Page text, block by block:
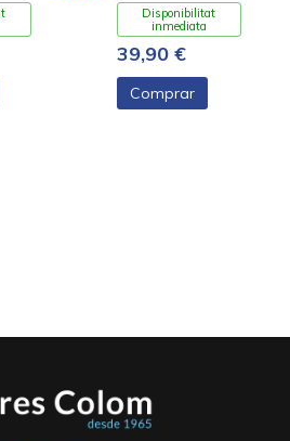
Disponibilitat
inmediata
39,90 €
Comprar